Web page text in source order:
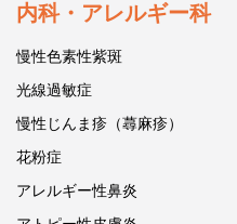
内科・アレルギー科
慢性色素性紫斑
光線過敏症
慢性じんま疹（蕁麻疹）
花粉症
アレルギー性鼻炎